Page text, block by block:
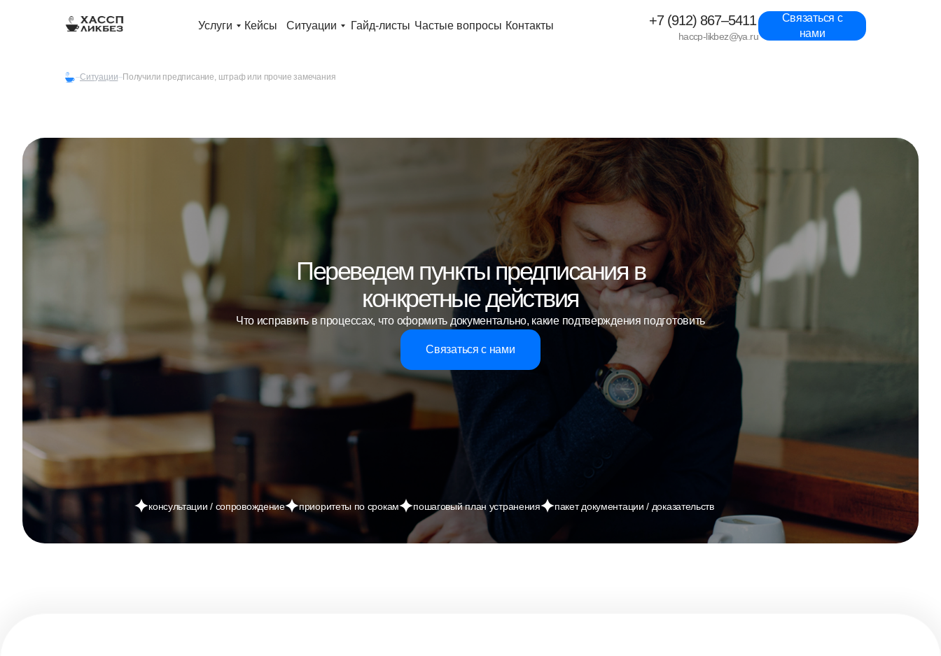
+7 (912) 867–5411
haccp-likbez@ya.ru
Связаться с
нами
Услуги Кейсы Ситуации Гайд-листы Частые вопросы Контакты
Cитуации Получили предписание, штраф или прочие замечания
Переведем пункты предписания в
конкретные действия
Что исправить в процессах, что оформить документально, какие подтверждения подготовить
Связаться с нами
консультации / сопровождение приоритеты по срокам пошаговый план устранения пакет документации / доказательств